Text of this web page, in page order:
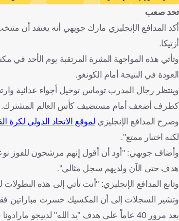
تحد صعب
أكد المدافع الإنجليزي مارك جويهي أنه يعتقد أن
أزتيكا.
العودة في النتيجة أمام الكونغو.
كطرف أضعف أمام مستضيف كأس العالم المشترك.
وصرح المدافع الإنجليزي لموقع الاتحاد الدولي لكرة
لكنه اختبار ممتع".
وأضاف جويهي: "أود أن أقول إنهم مرشحون للفوز
هدف حتى الآن ولديهم سجل مثالي".
وتابع المدافع الإنجليزي: "أنت تأتي إلى هذه
بعد مرور 40 عاماً على هدف "يد الله" لدييجو مارادونا في ربع النهائي الذي شهد خروج إنجلترا أمام الأرجنتين.